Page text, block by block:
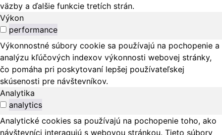
väzby a ďalšie funkcie tretích strán.
Výkon
performance
Výkonnostné súbory cookie sa používajú na pochopenie a
analýzu kľúčových indexov výkonnosti webovej stránky,
čo pomáha pri poskytovaní lepšej používateľskej
skúsenosti pre návštevníkov.
Analytika
analytics
Analytické cookies sa používajú na pochopenie toho, ako
návštevníci interagujú s webovou stránkou. Tieto súbory